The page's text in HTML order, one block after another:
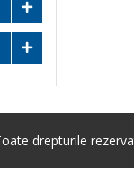
drepturile